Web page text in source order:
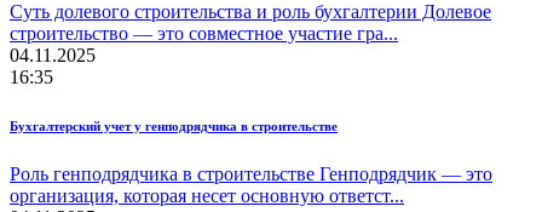
Суть долевого строительства и роль бухгалтерии Долевое
строительство — это совместное участие гра...
04.11.2025
16:35
Бухгалтерский учет у генподрядчика в строительстве
Роль генподрядчика в строительстве Генподрядчик — это
организация, которая несет основную ответст...